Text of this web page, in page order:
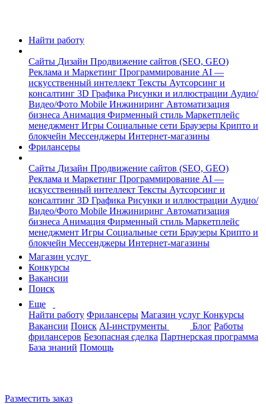
Найти работу
Сайты Дизайн Продвижение сайтов (SEO, GEO)
Реклама и Маркетинг Программирование AI —
искусственный интеллект Тексты Аутсорсинг и
консалтинг 3D Графика Рисунки и иллюстрации Аудио/
Видео/Фото Mobile Инжиниринг Автоматизация
бизнеса Анимация Фирменный стиль Маркетплейс
менеджмент Игры Социальные сети Браузеры Крипто и
блокчейн Мессенджеры Интернет-магазины
Фрилансеры
Сайты Дизайн Продвижение сайтов (SEO, GEO)
Реклама и Маркетинг Программирование AI —
искусственный интеллект Тексты Аутсорсинг и
консалтинг 3D Графика Рисунки и иллюстрации Аудио/
Видео/Фото Mobile Инжиниринг Автоматизация
бизнеса Анимация Фирменный стиль Маркетплейс
менеджмент Игры Социальные сети Браузеры Крипто и
блокчейн Мессенджеры Интернет-магазины
Магазин услуг
Конкурсы
Вакансии
Поиск
Еще
Найти работу Фрилансеры Магазин услуг Конкурсы
Вакансии Поиск AI-инструменты Блог Работы
фрилансеров Безопасная сделка Партнерская программа
База знаний Помощь
Разместить заказ